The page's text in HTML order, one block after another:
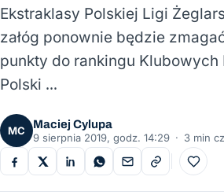
Ekstraklasy Polskiej Ligi
załóg ponownie będzie
punkty do rankingu Klubowych
Polski …
MC
Maciej Cylupa
9 sierpnia 2019, godz. 14:29 · 3 min
Do